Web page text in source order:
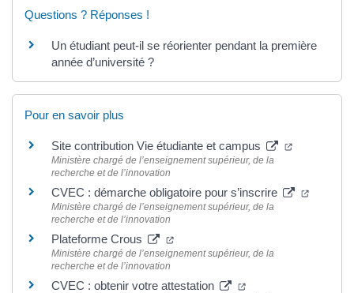
Questions ? Réponses !
Un étudiant peut-il se réorienter pendant la première
année d’université ?
Pour en savoir plus
Site contribution Vie étudiante et campus
Ministère chargé de l’enseignement supérieur, de la
recherche et de l’innovation
CVEC : démarche obligatoire pour s’inscrire
Ministère chargé de l’enseignement supérieur, de la
recherche et de l’innovation
Plateforme Crous
Ministère chargé de l’enseignement supérieur, de la
recherche et de l’innovation
CVEC : obtenir votre attestation